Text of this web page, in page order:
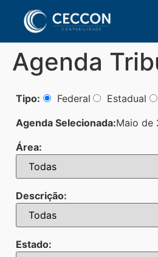
Agenda
Tipo: Federal Estadual
Agenda Selecionada:Maio de
Área:
Descrição:
Estado: